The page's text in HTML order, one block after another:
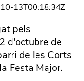
13T00:18:34Z
pels
d'octubre de
de les Corts
Festa Major.